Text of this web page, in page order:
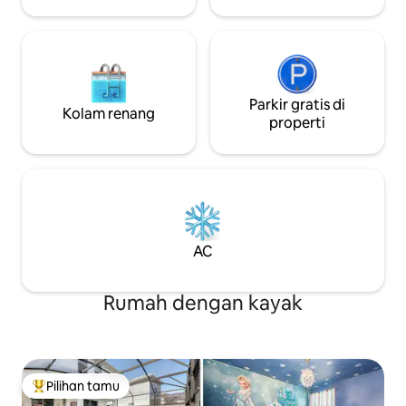
rumah
Kolam renang
Parkir gratis di
properti
AC
Rumah dengan kayak
Pilihan tamu terpopuler
Pilihan tamu